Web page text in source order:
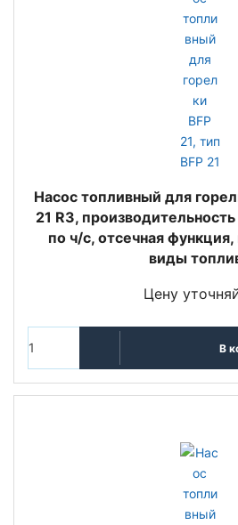
Насос топливный для
21 R3,
по ч/с, отсечная
виды
Цену
В